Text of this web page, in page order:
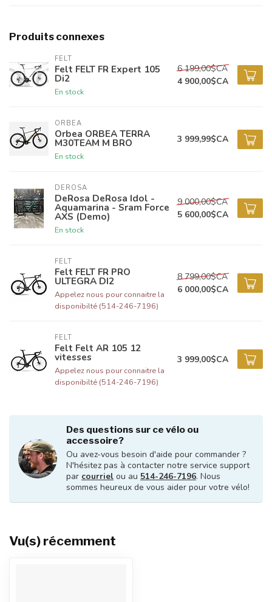
Produits connexes
FELT
Felt FELT FR Expert 105
Di2
En stock
6 199,00$CA
4 900,00$CA
ORBEA
Orbea ORBEA TERRA
M30TEAM M BRO
En stock
3 999,99$CA
DEROSA
DeRosa DeRosa Idol -
Aquamarina - Sram Force
AXS (Demo)
En stock
9 000,00$CA
5 600,00$CA
FELT
Felt FELT FR PRO
ULTEGRA DI2
Appelez nous pour connaitre la
disponibilté (514-246-7196)
8 799,00$CA
6 000,00$CA
FELT
Felt Felt AR 105 12
vitesses
Appelez nous pour connaitre la
disponibilté (514-246-7196)
3 999,00$CA
Des questions sur ce vélo ou
accessoire?
Ou avez-vous besoin d'aide pour commander ?
N'hésitez pas à contacter notre service support
par courriel ou au 514-246-7196. Nous
sommes heureux de vous aider pour votre vélo!
Vu(s) récemment